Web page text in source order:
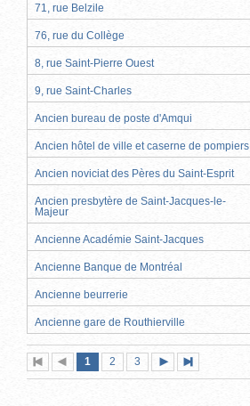
71, rue Belzile
76, rue du Collège
8, rue Saint-Pierre Ouest
9, rue Saint-Charles
Ancien bureau de poste d'Amqui
Ancien hôtel de ville et caserne de pompiers
Ancien noviciat des Pères du Saint-Esprit
Ancien presbytère de Saint-Jacques-le-
Majeur
Ancienne Académie Saint-Jacques
Ancienne Banque de Montréal
Ancienne beurrerie
Ancienne gare de Routhierville
Première
page
Page
précédente
Page
1 (page
actuelle)
Page
2 Page
3
suivante
page